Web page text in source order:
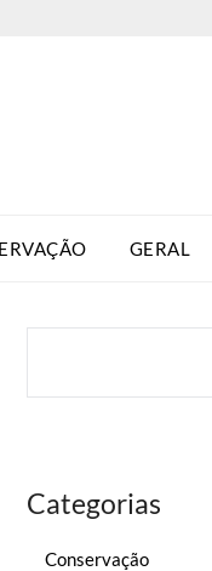
GERAL
Categorias
Conservação